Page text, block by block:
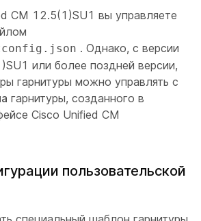
CM 12.5(1)SU1 вы управляете
. Однако, с версии
или более поздней версии,
гарнитуры можно управлять с
гарнитуры, созданного в
Cisco Unified CM
пользовательской